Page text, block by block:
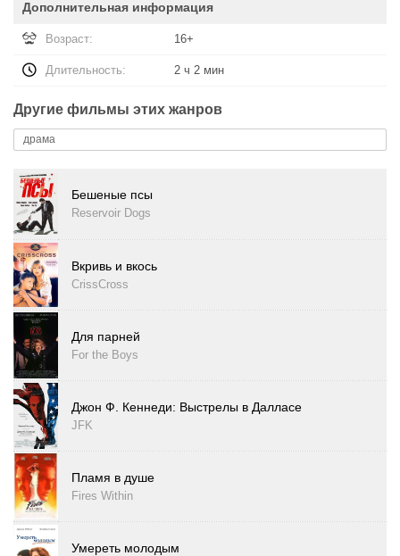
Дополнительная информация
Возраст: 16+
Длительность: 2 ч 2 мин
Другие фильмы этих жанров
драма
Бешеные псы
Reservoir Dogs
Вкривь и вкось
CrissCross
Для парней
For the Boys
Джон Ф. Кеннеди: Выстрелы в Далласе
JFK
Пламя в душе
Fires Within
Умереть молодым